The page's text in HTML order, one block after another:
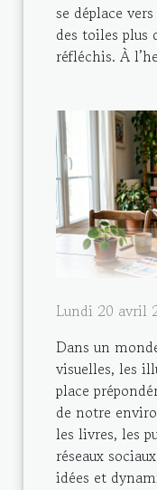
se déplace
des toiles plus
réfléchis. À
Lundi 20 avril
Dans un
visuelles, les
place
de notre
les livres, les
réseaux
idées et